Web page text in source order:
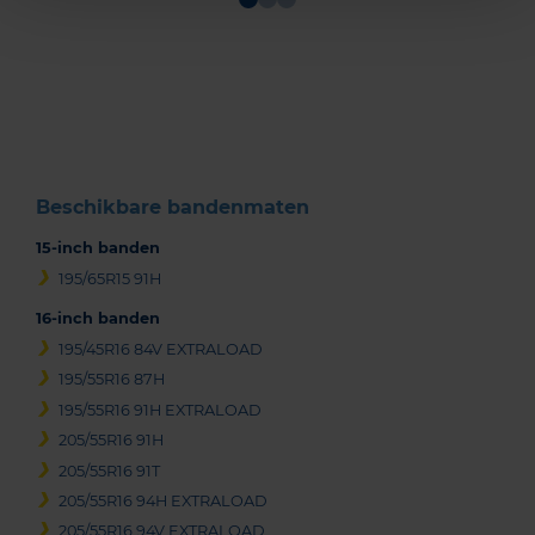
Beschikbare bandenmaten
15-inch banden
195/65R15 91H
16-inch banden
195/45R16 84V EXTRALOAD
195/55R16 87H
195/55R16 91H EXTRALOAD
205/55R16 91H
205/55R16 91T
205/55R16 94H EXTRALOAD
205/55R16 94V EXTRALOAD